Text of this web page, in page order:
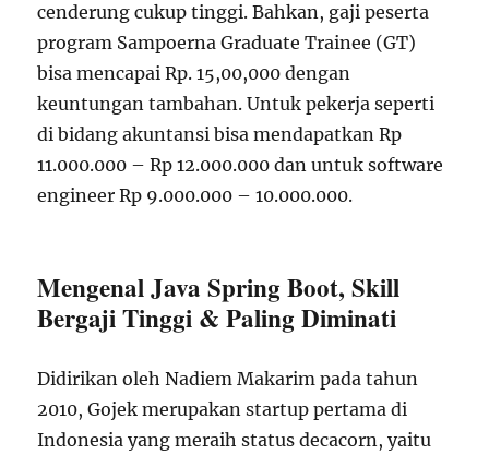
cenderung cukup tinggi. Bahkan, gaji peserta
program Sampoerna Graduate Trainee (GT)
bisa mencapai Rp. 15,00,000 dengan
keuntungan tambahan. Untuk pekerja seperti
di bidang akuntansi bisa mendapatkan Rp
11.000.000 – Rp 12.000.000 dan untuk software
engineer Rp 9.000.000 – 10.000.000.
Mengenal Java Spring Boot, Skill
Bergaji Tinggi & Paling Diminati
Didirikan oleh Nadiem Makarim pada tahun
2010, Gojek merupakan startup pertama di
Indonesia yang meraih status decacorn, yaitu